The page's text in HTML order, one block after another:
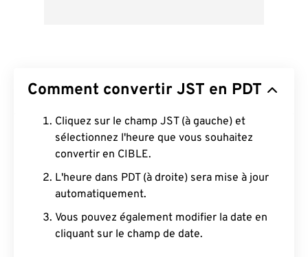
Comment convertir JST en PDT
Cliquez sur le champ JST (à gauche) et
sélectionnez l'heure que vous souhaitez
convertir en CIBLE.
L'heure dans PDT (à droite) sera mise à jour
automatiquement.
Vous pouvez également modifier la date en
cliquant sur le champ de date.